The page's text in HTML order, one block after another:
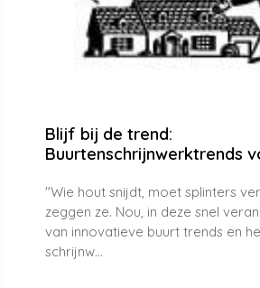
Blijf bij de trend:
Buurtenschrijnwerktrends
"Wie hout snijdt, moet splinters
zeggen ze. Nou, in deze snel
van innovatieve buurt trends en
schrijnw...